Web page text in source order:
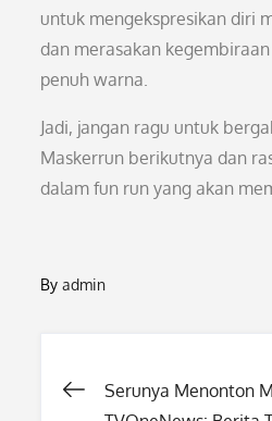
untuk mengekspresikan diri
dan merasakan
penuh warna.
Jadi, jangan ragu untuk
Maskerrun berikutnya dan
dalam fun run yang akan
Byadmin
Post
Serunya Menonton